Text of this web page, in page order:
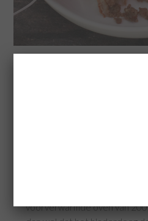
voorverwarmde oven van